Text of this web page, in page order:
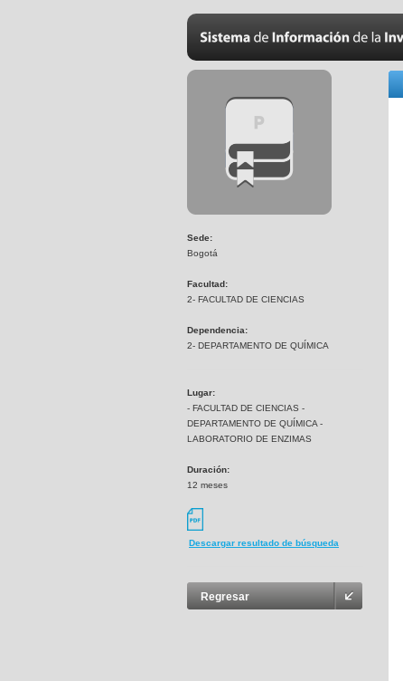
Sede:
Bogotá
Facultad:
2- FACULTAD DE CIENCIAS
Dependencia:
2- DEPARTAMENTO DE QUÍMICA
Lugar:
- FACULTAD DE CIENCIAS -
DEPARTAMENTO DE QUÍMICA -
LABORATORIO DE ENZIMAS
Duración:
12 meses
Descargar resultado de búsqueda
Regresar